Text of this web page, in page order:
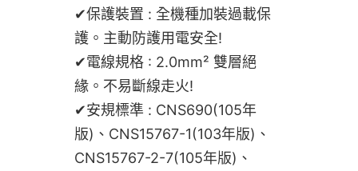
✔保護裝置 : 全機種加裝過載保
護。主動防護用電安全!
✔電線規格 : 2.0mm² 雙層絕
緣。不易斷線走火!
✔安規標準 : CNS690(105年
版)、CNS15767-1(103年版)、
CNS15767-2-7(105年版)、